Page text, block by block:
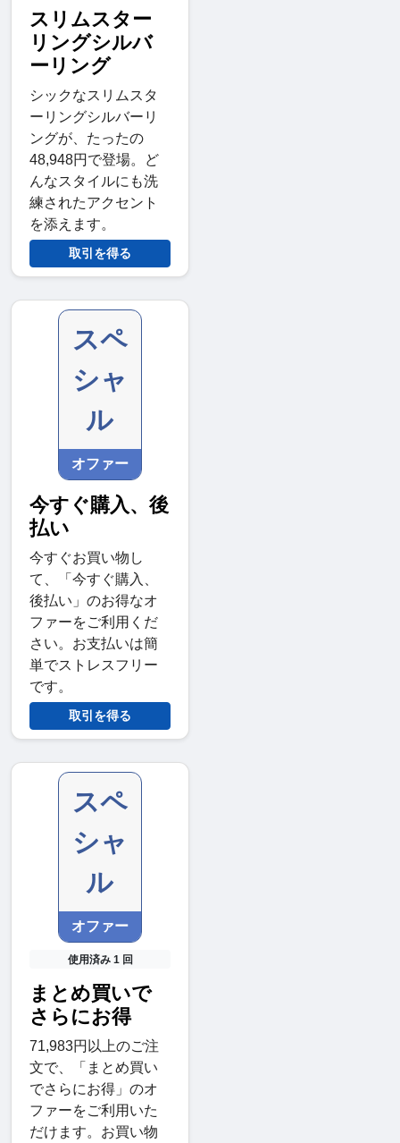
スリムスター
リングシルバ
ーリング
シックなスリムスタ
ーリングシルバーリ
ングが、たったの
48,948円で登場。ど
んなスタイルにも洗
練されたアクセント
を添えます。
取引を得る
スペ
シャ
ル
オファー
今すぐ購入、後
払い
今すぐお買い物し
て、「今すぐ購入、
後払い」のお得なオ
ファーをご利用くだ
さい。お支払いは簡
単でストレスフリー
です。
取引を得る
スペ
シャ
ル
オファー
使用済み 1 回
まとめ買いで
さらにお得
71,983円以上のご注
文で、「まとめ買い
でさらにお得」のオ
ファーをご利用いた
だけます。お買い物